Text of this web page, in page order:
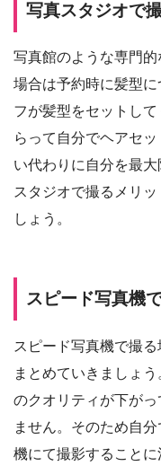
写真スタジオで
写真館のような専門
場合は予約時に髪型
フが髪型をセットし
らって自分でヘアセ
い代わりに自分を最
スタジオで撮るメリ
しょう。
スピード写真機
スピード写真機で撮
まとめていきましょ
のクオリティが下が
ません。そのため自
機にて撮影することに